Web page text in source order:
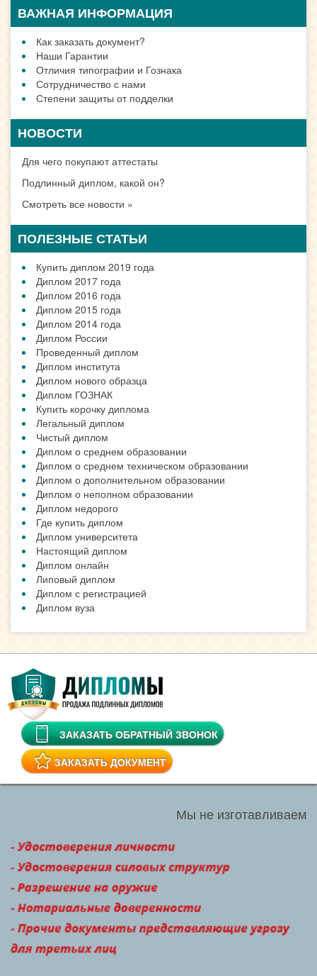
ВАЖНАЯ ИНФОРМАЦИЯ
Как заказать документ?
Наши Гарантии
Отличия типографии и Гознака
Сотрудничество с нами
Степени защиты от подделки
НОВОСТИ
Для чего покупают аттестаты
Подлинный диплом, какой он?
Смотреть все новости »
ПОЛЕЗНЫЕ СТАТЬИ
Купить диплом 2019 года
Диплом 2017 года
Диплом 2016 года
Диплом 2015 года
Диплом 2014 года
Диплом России
Проведенный диплом
Диплом института
Диплом нового образца
Диплом ГОЗНАК
Купить корочку диплома
Легальный диплом
Чистый диплом
Диплом о среднем образовании
Диплом о среднем техническом образовании
Диплом о дополнительном образовании
Диплом о неполном образовании
Диплом недорого
Где купить диплом
Диплом университета
Настоящий диплом
Диплом онлайн
Липовый диплом
Диплом с регистрацией
Диплом вуза
ЗАКАЗАТЬ ОБРАТНЫЙ ЗВОНОК
ЗАКАЗАТЬ ДОКУМЕНТ
Мы не изготавливаем